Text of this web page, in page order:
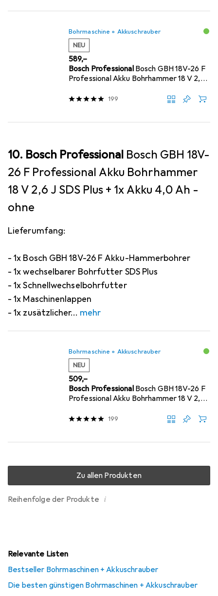
Bohrmaschine + Akkuschrauber
NEU
EUR
589,–
Bosch Professional Bosch GBH 18V-26 F
Professional Akku Bohrhammer 18 V 2,6
199
10. Bosch Professional Bosch GBH 18V-
26 F Professional Akku Bohrhammer
18 V 2,6 J SDS Plus + 1x Akku 4,0 Ah -
ohne
Lieferumfang:
- 1x Bosch GBH 18V-26 F Akku-Hammerbohrer
- 1x wechselbarer Bohrfutter SDS Plus
- 1x Schnellwechselbohrfutter
- 1x Maschinenlappen
- 1x zusätzlicher
mehr
Bohrmaschine + Akkuschrauber
NEU
EUR
509,–
Bosch Professional Bosch GBH 18V-26 F
Professional Akku Bohrhammer 18 V 2,6
199
Reihenfolge der Produkte i
Zu allen Produkten
Relevante Listen
Bestseller Bohrmaschinen + Akkuschrauber
Die besten günstigen Bohrmaschinen + Akkuschrauber